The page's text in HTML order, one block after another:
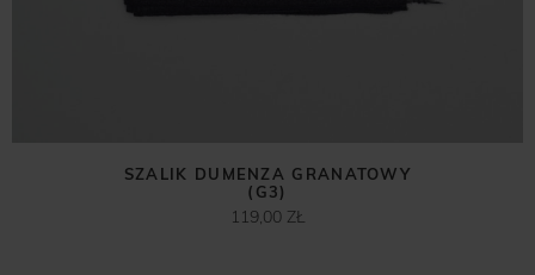
SZALIK DUMENZA GRANATOWY
(G3)
119,00 ZŁ